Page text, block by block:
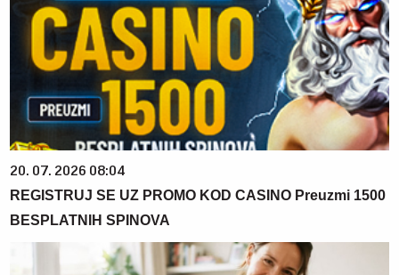
20. 07. 2026 08:04
REGISTRUJ SE UZ PROMO KOD CASINO Preuzmi 1500
BESPLATNIH SPINOVA